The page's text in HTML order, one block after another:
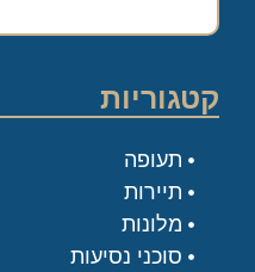
קטגוריות
תעופה
תיירות
מלונות
סוכני נסיעות